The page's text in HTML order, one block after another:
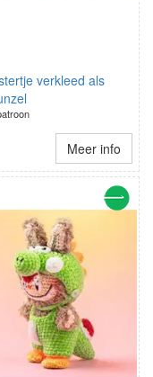
verkleed als
Meer info